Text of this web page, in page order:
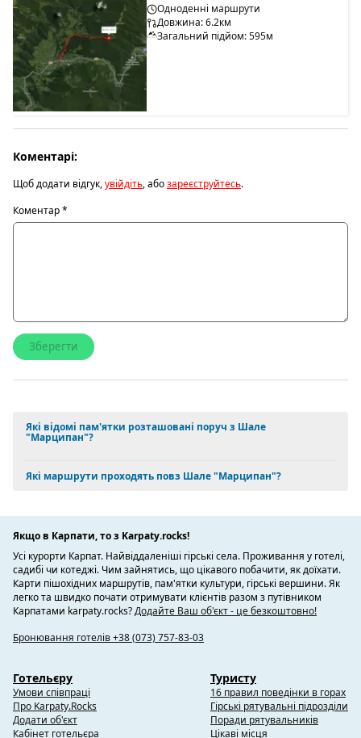
Одноденні маршрути
Довжина: 6.2км
Загальний підйом: 595м
Коментарі:
Щоб додати відгук,увійдіть, абозареєструйтесь.
Коментар*
Які відомі пам'ятки розташовані поруч з Шале
"Марципан"?
Які маршрути проходять повз Шале "Марципан"?
Якщо в Карпати, то з Karpaty.rocks!
Усі курорти Карпат. Найвіддаленіші гірські села. Проживання у готелі,
садибі чи котеджі. Чим зайнятись, що цікавого побачити, як доїхати.
Карти пішохідних маршрутів, пам'ятки культури, гірські вершини. Як
легко та швидко почати отримувати клієнтів разом з путівником
Карпатами karpaty.rocks?Додайте Ваш об'єкт - це безкоштовно!
Бронювання готелів +38 (073) 757-83-03
Готельєру
Умови співпраці
Про Karpaty.Rocks
Додати об'єкт
Кабінет готельєра
Туристу
16 правил поведінки в горах
Гірські рятувальні підрозділи
Поради рятувальників
Цікаві місця